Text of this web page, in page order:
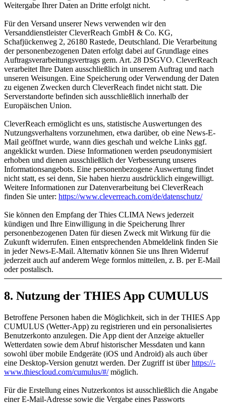
Weitergabe Ihrer Daten an Dritte erfolgt nicht.
Für den Versand unserer News verwenden wir den
Versanddienstleister CleverReach GmbH & Co. KG,
Schafjückenweg 2, 26180 Rastede, Deutschland. Die Verarbeitung
der personenbezogenen Daten erfolgt dabei auf Grundlage eines
Auftragsverarbeitungsvertrags gem. Art. 28 DSGVO. CleverReach
verarbeitet Ihre Daten ausschließlich in unserem Auftrag und nach
unseren Weisungen. Eine Speicherung oder Verwendung der Daten
zu eigenen Zwecken durch CleverReach findet nicht statt. Die
Serverstandorte befinden sich ausschließlich innerhalb der
Europäischen Union.
CleverReach ermöglicht es uns, statistische Auswertungen des
Nutzungsverhaltens vorzunehmen, etwa darüber, ob eine News-E-
Mail geöffnet wurde, wann dies geschah und welche Links ggf.
angeklickt wurden. Diese Informationen werden pseudonymisiert
erhoben und dienen ausschließlich der Verbesserung unseres
Informationsangebots. Eine personenbezogene Auswertung findet
nicht statt, es sei denn, Sie haben hierzu ausdrücklich eingewilligt.
Weitere Informationen zur Datenverarbeitung bei CleverReach
finden Sie unter: https:/​­/​­www.cleverreach.com/​­de/​­datenschutz/​­
Sie können den Empfang der Thies CLIMA News jederzeit
kündigen und Ihre Einwilligung in die Speicherung Ihrer
personenbezogenen Daten für diesen Zweck mit Wirkung für die
Zukunft widerrufen. Einen entsprechenden Abmeldelink finden Sie
in jeder News-E-Mail. Alternativ können Sie uns Ihren Widerruf
jederzeit auch auf anderem Wege formlos mitteilen, z. B. per E-Mail
oder postalisch.
8. Nutzung der THIES App CUMULUS
Betroffene Personen haben die Möglichkeit, sich in der THIES App
CUMULUS (Wetter-App) zu registrieren und ein personalisiertes
Benutzerkonto anzulegen. Die App dient der Anzeige aktueller
Wetterdaten sowie dem Abruf historischer Messdaten und kann
sowohl über mobile Endgeräte (iOS und Android) als auch über
eine Desktop-Version genutzt werden. Der Zugriff ist überhttps:/​­/​­
www.thiescloud.com/​­cumulus/​­#/​­möglich.
Für die Erstellung eines Nutzerkontos ist ausschließlich die Angabe
einer E-Mail-Adresse sowie die Vergabe eines Passworts